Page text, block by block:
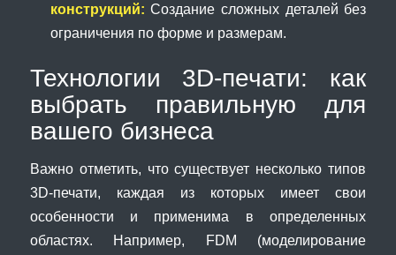
конструкций: Создание сложных деталей без
ограничения по форме и размерам.
Технологии 3D-печати: как
выбрать правильную для
вашего бизнеса
Важно отметить, что существует несколько типов
3D-печати, каждая из которых имеет свои
особенности и применима в определенных
областях. Например, FDM (моделирование